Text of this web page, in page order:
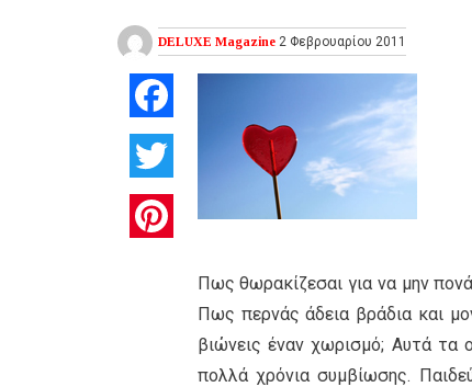
DELUXE Magazine 2 Φεβρουαρίου 2011
Pinterest
Πως θωρακίζεσαι για να μην
Πως περνάς άδεια βράδια και
βιώνεις έναν χωρισμό; Αυτά τα
πολλά χρόνια συμβίωσης.